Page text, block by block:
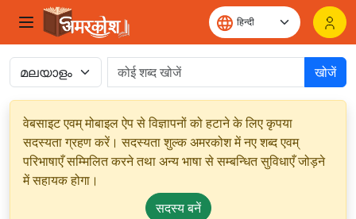
खोजें
वेबसाइट एवम् मोबाइल ऐप से विज्ञापनों को हटाने के लिए कृपया
सदस्यता ग्रहण करें। सदस्यता शुल्क अमरकोश में नए शब्द एवम्
परिभाषाएँ सम्मिलित करने तथा अन्य भाषा से सम्बन्धित सुविधाएँ जोड़ने
में सहायक होगा।
सदस्य बनें